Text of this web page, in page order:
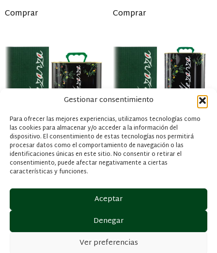
Gestionar consentimiento
Para ofrecer las mejores experiencias, utilizamos tecnologías como
las cookies para almacenar y/o acceder a la información del
dispositivo. El consentimiento de estas tecnologías nos permitirá
procesar datos como el comportamiento de navegación o las
identificaciones únicas en este sitio. No consentir o retirar el
consentimiento, puede afectar negativamente a ciertas
características y funciones.
Aceptar
Denegar
Ver preferencias
Comprar Comprar
Caja de 4 uds. de Lata de 3
Litros – AOVE
Caja de 3 uds. de Lata de 5
Litros – AOVE
Comprar
Aceites Valdezarza 2026Política de privacidad